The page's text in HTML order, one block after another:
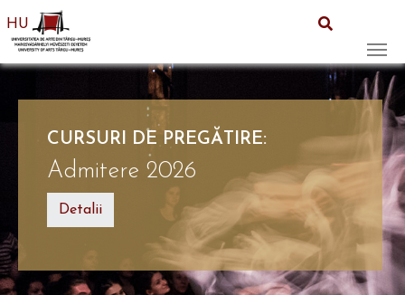
Skip to main content
HU
CURSURI DE PREGĂTIRE:
Admitere 2026
Detalii